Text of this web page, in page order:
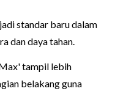
standar baru dalam
dan daya tahan.
tampil lebih
belakang guna